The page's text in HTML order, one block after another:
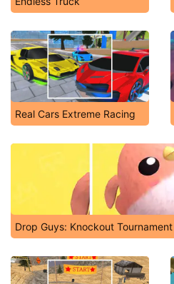
Real Cars Extreme Racing
Drop Guys: Knockout Tournament